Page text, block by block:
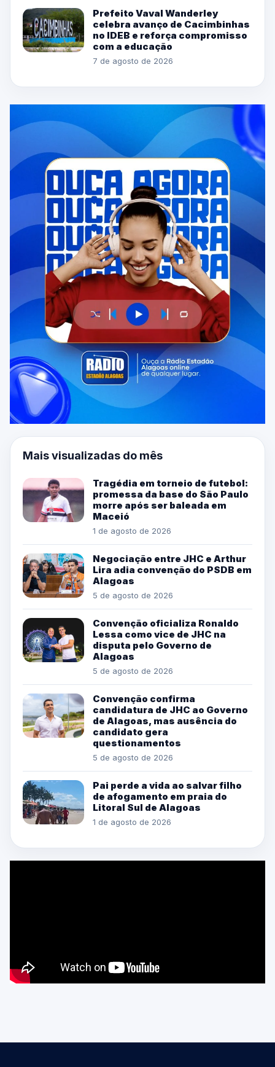
Prefeito Vaval Wanderley
celebra avanço de Cacimbinhas
no IDEB e reforça compromisso
com a educação
7 de agosto de 2026
Mais visualizadas do mês
Tragédia em torneio de futebol:
promessa da base do São Paulo
morre após ser baleada em
Maceió
1 de agosto de 2026
Negociação entre JHC e Arthur
Lira adia convenção do PSDB em
Alagoas
5 de agosto de 2026
Convenção oficializa Ronaldo
Lessa como vice de JHC na
disputa pelo Governo de
Alagoas
5 de agosto de 2026
Convenção confirma
candidatura de JHC ao Governo
de Alagoas, mas ausência do
candidato gera
questionamentos
5 de agosto de 2026
Pai perde a vida ao salvar filho
de afogamento em praia do
Litoral Sul de Alagoas
1 de agosto de 2026